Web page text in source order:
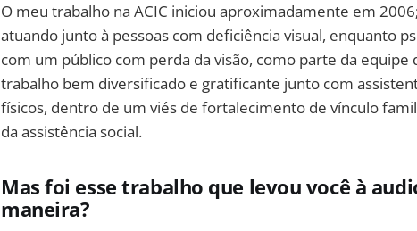
O meu trabalho na ACIC iniciou aproximadamente em
atuando junto à pessoas com deficiência visual, enquanto
com um público com perda da visão, como parte da equipe
trabalho bem diversificado e gratificante junto com
físicos, dentro de um viés de fortalecimento de vínculo
da assistência social.
Mas foi esse trabalho que levou você à
maneira?